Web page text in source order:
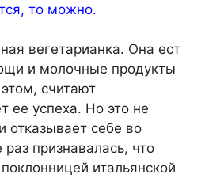
то можно.
вегетарианка. Она ест
и молочные продукты
считают
ее успеха. Но это не
отказывает себе во
признавалась, что
итальянской